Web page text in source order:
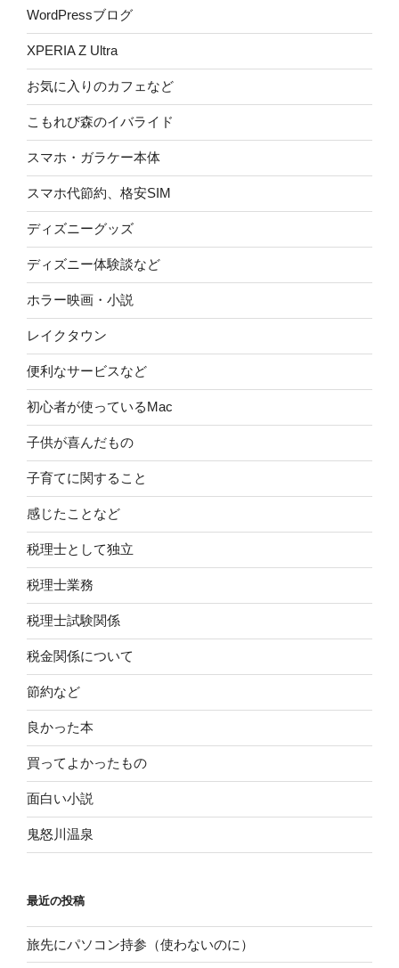
WordPressブログ
XPERIA Z Ultra
お気に入りのカフェなど
こもれび森のイバライド
スマホ・ガラケー本体
スマホ代節約、格安SIM
ディズニーグッズ
ディズニー体験談など
ホラー映画・小説
レイクタウン
便利なサービスなど
初心者が使っているMac
子供が喜んだもの
子育てに関すること
感じたことなど
税理士として独立
税理士業務
税理士試験関係
税金関係について
節約など
良かった本
買ってよかったもの
面白い小説
鬼怒川温泉
最近の投稿
旅先にパソコン持参（使わないのに）